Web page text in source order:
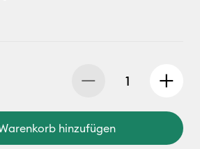
hinzufügen